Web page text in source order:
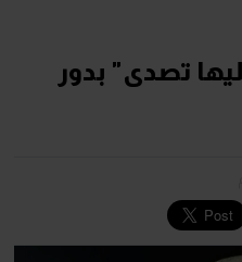
تصدى" بدور